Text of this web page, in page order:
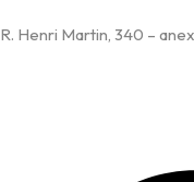
R. Henri Martin, 340 –